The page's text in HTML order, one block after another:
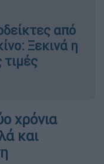
από
Ξεκινά η
τιμές
χρόνια
και